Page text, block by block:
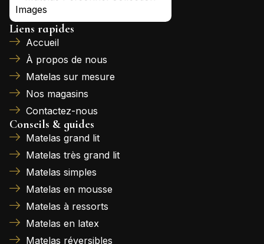
Liens rapides
Accueil
À propos de nous
Matelas sur mesure
Nos magasins
Contactez-nous
Conseils & guides
Matelas grand lit
Matelas très grand lit
Matelas simples
Matelas en mousse
Matelas à ressorts
Matelas en latex
Matelas réversibles